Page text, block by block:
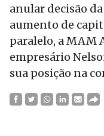
anular decisão
aumento de
paralelo, a MAM
empresário
sua posição na